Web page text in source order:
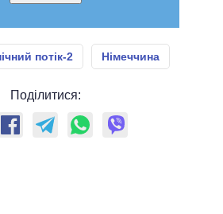
потік-2 Німеччина
Поділитися: